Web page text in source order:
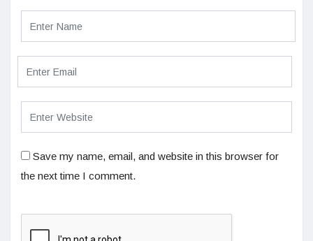
Save my name, email, and website in this browser for
the next time I comment.